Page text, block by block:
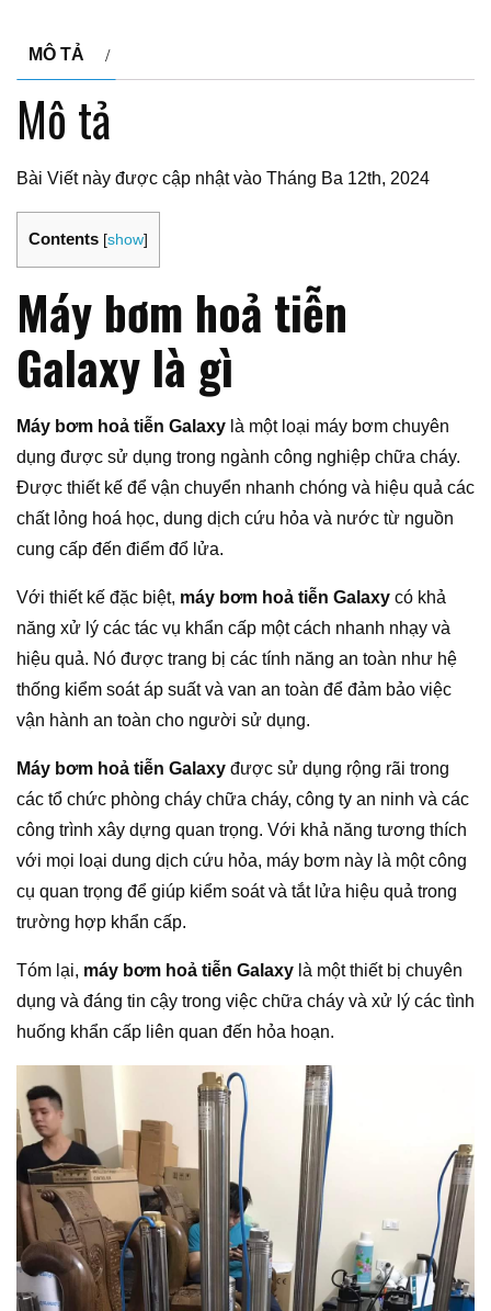
MÔ TẢ
Mô tả
Bài Viết này được cập nhật vào Tháng Ba 12th, 2024
Contents [show]
Máy bơm hoả tiễn
Galaxy là gì
Máy bơm hoả tiễn Galaxy là một loại máy bơm chuyên
dụng được sử dụng trong ngành công nghiệp chữa cháy.
Được thiết kế để vận chuyển nhanh chóng và hiệu quả các
chất lỏng hoá học, dung dịch cứu hỏa và nước từ nguồn
cung cấp đến điểm đổ lửa.
Với thiết kế đặc biệt, máy bơm hoả tiễn Galaxy có khả
năng xử lý các tác vụ khẩn cấp một cách nhanh nhạy và
hiệu quả. Nó được trang bị các tính năng an toàn như hệ
thống kiểm soát áp suất và van an toàn để đảm bảo việc
vận hành an toàn cho người sử dụng.
Máy bơm hoả tiễn Galaxy được sử dụng rộng rãi trong
các tổ chức phòng cháy chữa cháy, công ty an ninh và các
công trình xây dựng quan trọng. Với khả năng tương thích
với mọi loại dung dịch cứu hỏa, máy bơm này là một công
cụ quan trọng để giúp kiểm soát và tắt lửa hiệu quả trong
trường hợp khẩn cấp.
Tóm lại, máy bơm hoả tiễn Galaxy là một thiết bị chuyên
dụng và đáng tin cậy trong việc chữa cháy và xử lý các tình
huống khẩn cấp liên quan đến hỏa hoạn.